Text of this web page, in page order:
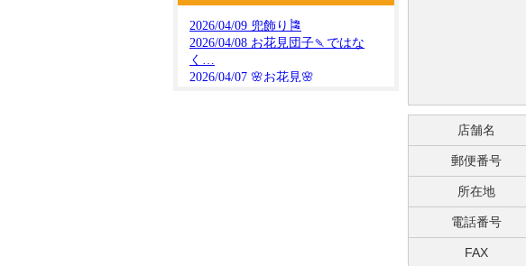
店舗名
郵便番号
所在地
電話番号
FAX